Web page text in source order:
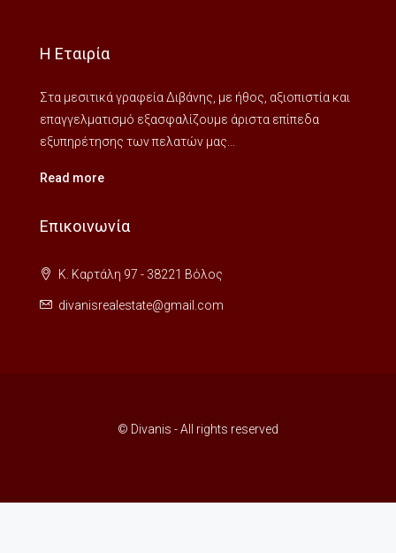
Η Εταιρία
Στα μεσιτικά γραφεία Διβάνης, με ήθος, αξιοπιστία και
επαγγελματισμό εξασφαλίζουμε άριστα επίπεδα
εξυπηρέτησης των πελατών μας...
Read more
Επικοινωνία
Κ. Καρτάλη 97 - 38221 Βόλος
divanisrealestate@gmail.com
© Divanis - All rights reserved